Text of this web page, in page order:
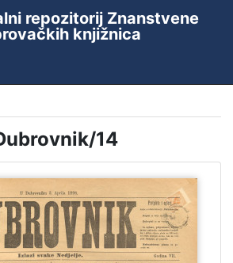
repozitorij Znanstvene
knjižnica
14